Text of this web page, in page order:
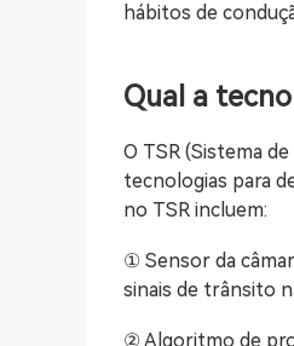
hábitos de
Qual a
O TSR (Sistema
tecnologias para
no TSR incluem:
① Sensor da
sinais de trânsito
② Algoritmo de